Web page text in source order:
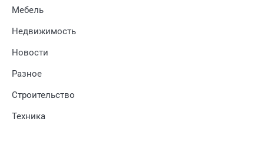
Мебель
Недвижимость
Новости
Разное
Строительство
Техника